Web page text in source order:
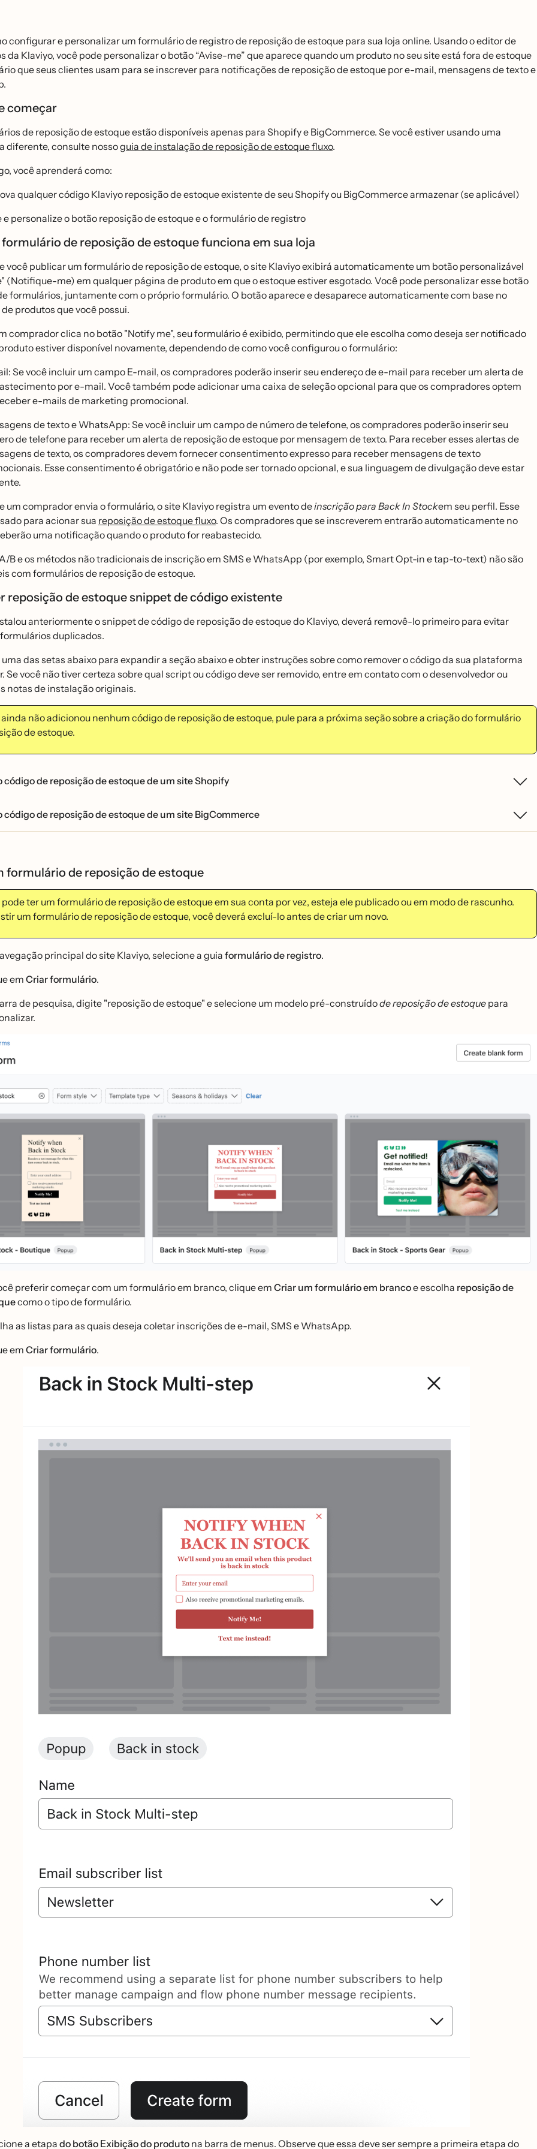
configurar e personalizar um formulário de registro de reposição de estoque para sua loja online. Usando o editor de
da Klaviyo, você pode personalizar o botão “Avise-me” que aparece quando um produto no seu site está fora de estoque
que seus clientes usam para se inscrever para notificações de reposição de estoque por e-mail, mensagens de texto e
começar
de reposição de estoque estão disponíveis apenas para Shopify e BigCommerce. Se você estiver usando uma
diferente, consulte nossoguia de instalação de reposição de estoque fluxo.
você aprenderá como:
qualquer código Klaviyo reposição de estoque existente de seu Shopify ou BigCommerce armazenar (se aplicável)
e personalize o botão reposição de estoque e o formulário de registro
de reposição de estoque funciona em sua loja
você publicar um formulário de reposição de estoque, o site Klaviyo exibirá automaticamente um botão personalizável
(Notifique-me) em qualquer página de produto em que o estoque estiver esgotado. Você pode personalizar esse botão
formulários, juntamente com o próprio formulário. O botão aparece e desaparece automaticamente com base no
produtos que você possui.
comprador clica no botão "Notify me", seu formulário é exibido, permitindo que ele escolha como deseja ser notificado
estiver disponível novamente, dependendo de como você configurou o formulário:
Se você incluir um campo E-mail, os compradores poderão inserir seu endereço de e-mail para receber um alerta de
por e-mail. Você também pode adicionar uma caixa de seleção opcional para que os compradores optem
e-mails de marketing promocional.
de texto e WhatsApp: Se você incluir um campo de número de telefone, os compradores poderão inserir seu
de telefone para receber um alerta de reposição de estoque por mensagem de texto. Para receber esses alertas de
de texto, os compradores devem fornecer consentimento expresso para receber mensagens de texto
Esse consentimento é obrigatório e não pode ser tornado opcional, e sua linguagem de divulgação deve estar
um comprador envia o formulário, o site Klaviyo registra um evento deinscrição para Back In Stockem seu perfil. Esse
para acionar sua reposição de estoque fluxo. Os compradores que se inscreverem entrarão automaticamente no
uma notificação quando o produto for reabastecido.
B e os métodos não tradicionais de inscrição em SMS e WhatsApp (por exemplo, Smart Opt-in e tap-to-text) não são
com formulários de reposição de estoque.
reposição de estoque snippet de código existente
anteriormente o snippet de código de reposição de estoque do Klaviyo, deverá removê-lo primeiro para evitar
duplicados.
das setas abaixo para expandir a seção abaixo e obter instruções sobre como remover o código da sua plataforma
Se você não tiver certeza sobre qual script ou código deve ser removido, entre em contato com o desenvolvedor ou
notas de instalação originais.
ainda não adicionou nenhum código de reposição de estoque, pule para a próxima seção sobre a criação do formulário
de estoque.
código de reposição de estoque de um site Shopify
código de reposição de estoque de um site BigCommerce
formulário de reposição de estoque
pode ter um formulário de reposição de estoque em sua conta por vez, esteja ele publicado ou em modo de rascunho.
um formulário de reposição de estoque, você deverá excluí-lo antes de criar um novo.
principal do site Klaviyo, selecione a guia formulário de registro.
em Criar formulário.
de pesquisa, digite "reposição de estoque" e selecione um modelo pré-construídode reposição de estoque para
preferir começar com um formulário em branco, clique em Criar um formulário em brancoe escolha reposição de
como o tipo de formulário.
as listas para as quais deseja coletar inscrições de e-mail, SMS e WhatsApp.
em Criar formulário.
a etapa do botão Exibição do produto na barra de menus. Observe que essa deve ser sempre a primeira etapa do